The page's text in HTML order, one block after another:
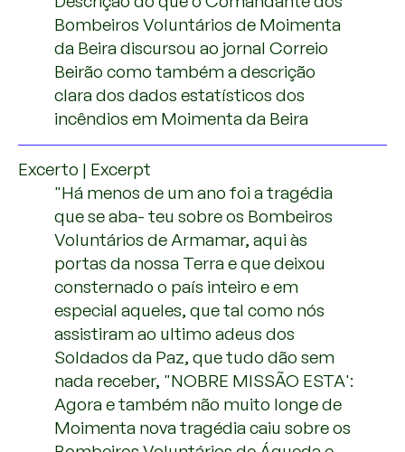
Bombeiros Voluntários de Moimenta
da Beira discursou ao jornal Correio
Beirão como também a descrição
clara dos dados estatísticos dos
incêndios em Moimenta da Beira
Excerto | Excerpt
"Há menos de um ano foi a tragédia
que se aba- teu sobre os Bombeiros
Voluntários de Armamar, aqui às
portas da nossa Terra e que deixou
consternado o país inteiro e em
especial aqueles, que tal como nós
assistiram ao ultimo adeus dos
Soldados da Paz, que tudo dão sem
nada receber, "NOBRE MISSÃO ESTA':
Agora e também não muito longe de
Moimenta nova tragédia caiu sobre os